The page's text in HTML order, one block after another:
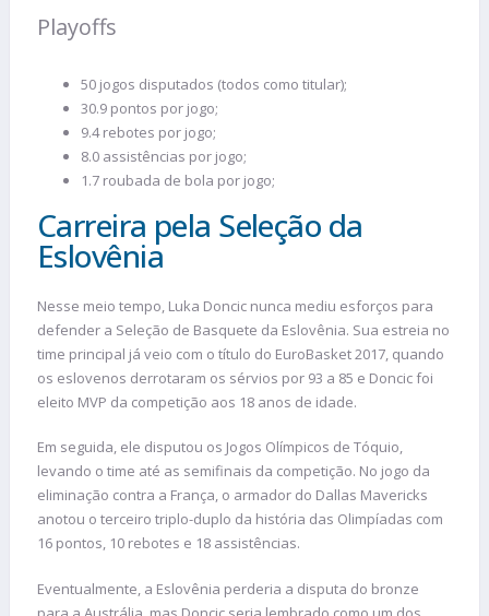
Playoffs
50 jogos disputados (todos como titular);
30.9 pontos por jogo;
9.4 rebotes por jogo;
8.0 assistências por jogo;
1.7 roubada de bola por jogo;
Carreira pela Seleção da
Eslovênia
Nesse meio tempo, Luka Doncic nunca mediu esforços para
defender a Seleção de Basquete da Eslovênia. Sua estreia no
time principal já veio com o título do EuroBasket 2017, quando
os eslovenos derrotaram os sérvios por 93 a 85 e Doncic foi
eleito MVP da competição aos 18 anos de idade.
Em seguida, ele disputou os Jogos Olímpicos de Tóquio,
levando o time até as semifinais da competição. No jogo da
eliminação contra a França, o armador do Dallas Mavericks
anotou o terceiro triplo-duplo da história das Olimpíadas com
16 pontos, 10 rebotes e 18 assistências.
Eventualmente, a Eslovênia perderia a disputa do bronze